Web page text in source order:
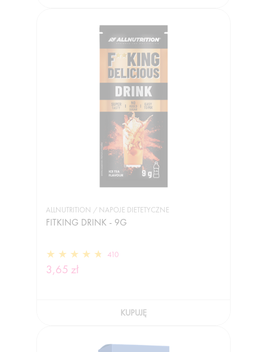
ALLNUTRITION / NAPOJE DIETETYCZNE
FITKING DRINK - 9G
410
3,65 zł
KUPUJĘ